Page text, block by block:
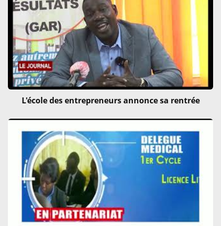
L'école des entrepreneurs annonce sa rentrée